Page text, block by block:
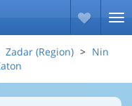
Zadar (Region)
Nin